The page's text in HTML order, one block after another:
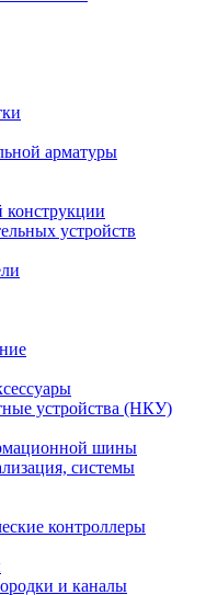
арматуры
устройств
устройства (НКУ)
шины
системы
контроллеры
и каналы